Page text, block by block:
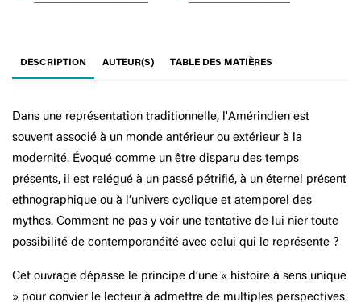
DESCRIPTION AUTEUR(S) TABLE DES MATIÈRES
Dans une représentation traditionnelle, l'Amérindien est
souvent associé à un monde antérieur ou extérieur à la
modernité. Évoqué comme un être disparu des temps
présents, il est relégué à un passé pétrifié, à un éternel présent
ethnographique ou à l’univers cyclique et atemporel des
mythes. Comment ne pas y voir une tentative de lui nier toute
possibilité de contemporanéité avec celui qui le représente ?
Cet ouvrage dépasse le principe d’une « histoire à sens unique
» pour convier le lecteur à admettre de multiples perspectives